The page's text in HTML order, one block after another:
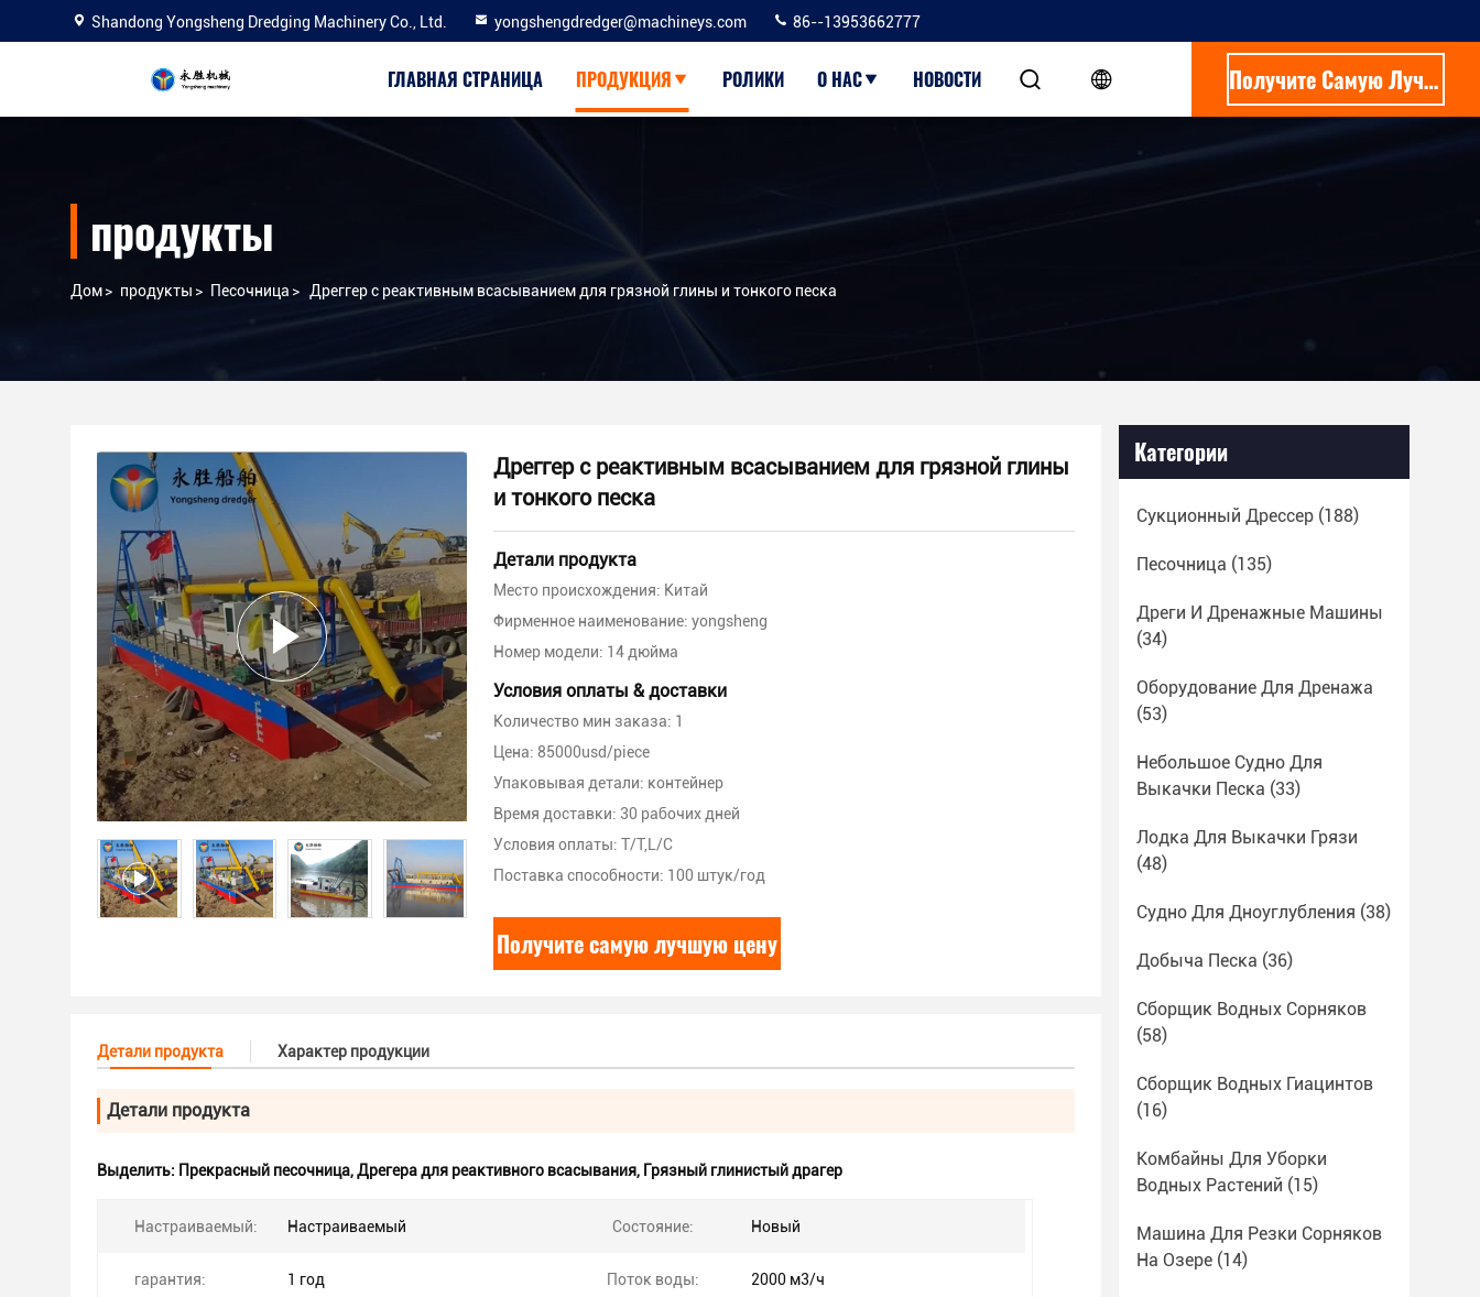
Shandong Yongsheng Dredging Machinery Co., Ltd. yongshengdredger@machineys.com 86--13953662777
ГЛАВНАЯ СТРАНИЦА ПРОДУКЦИЯ РОЛИКИ О НАС НОВОСТИ Получите Самую Лучшую Цену
продукты
Дом> продукты > Песочница > Дреггер с реактивным всасыванием для грязной глины и тонкого песка
Дреггер с реактивным всасыванием для грязной глины
и тонкого песка
Детали продукта
Место происхождения: Китай
Фирменное наименование: yongsheng
Номер модели: 14 дюйма
Условия оплаты & доставки
Количество мин заказа: 1
Цена: 85000usd/piece
Упаковывая детали: контейнер
Время доставки: 30 рабочих дней
Условия оплаты: T/T,L/C
Поставка способности: 100 штук/год
Получите самую лучшую цену
Детали продукта Характер продукции
Детали продукта
Выделить: Прекрасный песочница,Дрегера для реактивного всасывания, Грязный глинистый драгер
Настраиваемый: Настраиваемый Состояние: Новый
гарантия: 1 год Поток воды: 2000 м3/ч
Категории
Сукционный Дрессер (188)
Песочница (135)
Дреги И Дренажные Машины
(34)
Оборудование Для Дренажа
(53)
Небольшое Судно Для
Выкачки Песка (33)
Лодка Для Выкачки Грязи
(48)
Судно Для Дноуглубления (38)
Добыча Песка (36)
Сборщик Водных Сорняков
(58)
Сборщик Водных Гиацинтов
(16)
Комбайны Для Уборки
Водных Растений (15)
Машина Для Резки Сорняков
На Озере (14)